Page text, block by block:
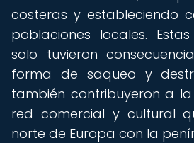
costeras y estableciendo
poblaciones locales.
solo tuvieron
forma de saqueo y
también contribuyeron a
red comercial y cultural
norte de Europa con la